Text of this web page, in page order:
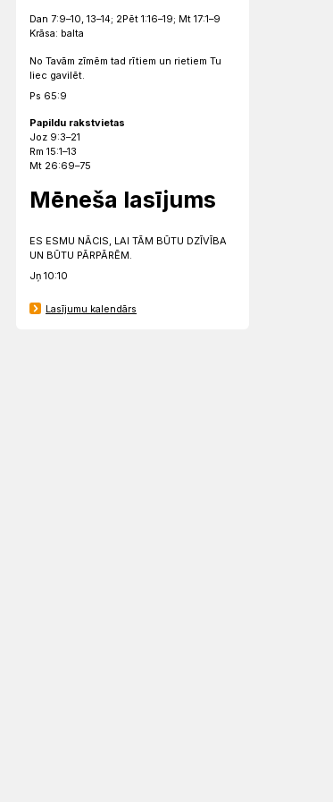
Dan 7:9–10, 13–14; 2Pēt 1:16–19; Mt 17:1–9
Krāsa: balta
No Tavām zīmēm tad rītiem un rietiem Tu
liec gavilēt.
Ps 65:9
Papildu rakstvietas
Joz 9:3–21
Rm 15:1–13
Mt 26:69–75
Mēneša lasījums
ES ESMU NĀCIS, LAI TĀM BŪTU DZĪVĪBA
UN BŪTU PĀRPĀRĒM.
Jņ 10:10
Lasījumu kalendārs